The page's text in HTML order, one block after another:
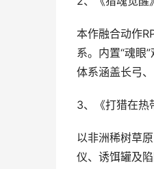
本作融合动作
系。内置“魂眼
体系涵盖长弓
3、《打猎在热
以非洲稀树草
仪、诱饵罐及